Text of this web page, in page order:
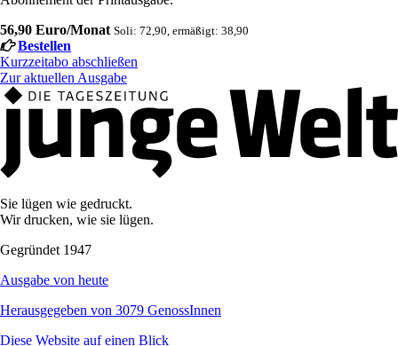
56,90 Euro/Monat Soli: 72,90, ermäßigt: 38,90
Bestellen
Kurzzeitabo abschließen
Zur aktuellen Ausgabe
Sie lügen wie gedruckt.
Wir drucken, wie sie lügen.
Gegründet 1947
Ausgabe von heute
Herausgegeben von 3079 GenossInnen
Diese Website auf einen Blick